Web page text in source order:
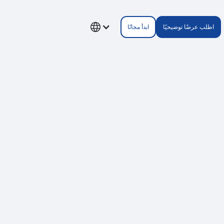
اطلب عرضًا توضيحيًا ابدأ مجانًا